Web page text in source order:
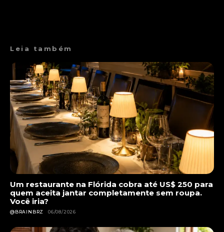
Leia também
Um restaurante na Flórida cobra até US$ 250 para
quem aceita jantar completamente sem roupa.
Você iria?
@BRAINBRZ 06/08/2026